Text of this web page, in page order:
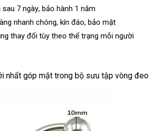
đâu
7 ngàytổng
hợp
, bảo hành 1 năm
nhanh chóngtiết
kiệm
, kín đáonơi
nào
, bảo mật
thay đổi tùy theo thể trạng mỗi người
nhất góp mặt trong bộ sưu tập vòng đeo